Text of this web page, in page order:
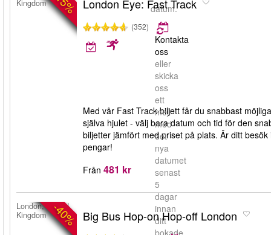
datum.
Kingdom
London Eye: Fast Track
(352)
Kontakta
oss
eller
skicka
oss
ett
mejl
med
det
nya
datumet
senast
5
dagar
innan
ditt
bokade
Med vår Fast Track-biljett får du snabbast
själva hjulet - välj bara datum och tid för den
biljetter jämfört med priset på plats. Är ditt
pengar!
Från 481 kr
-40%
London, United
Kingdom
Big Bus Hop-on Hop-off London